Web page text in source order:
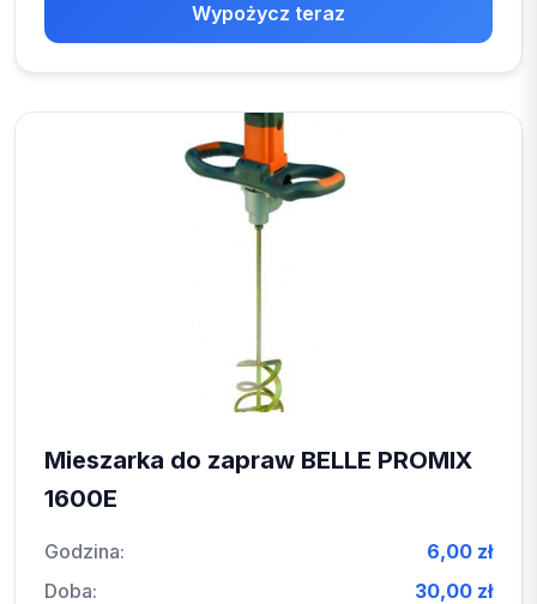
Wypożycz teraz
Mieszarka do zapraw BELLE PROMIX
1600E
Godzina:
6,00 zł
Doba:
30,00 zł